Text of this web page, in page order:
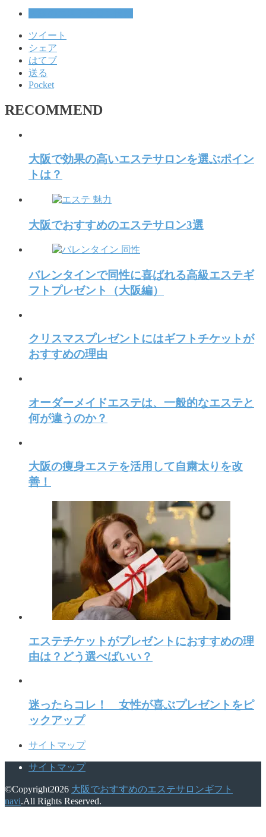
ツイート
シェア
はてブ
送る
Pocket
RECOMMEND
大阪で効果の高いエステサロンを選ぶポイン
トは？
大阪でおすすめのエステサロン3選
バレンタインで同性に喜ばれる高級エステギ
フトプレゼント（大阪編）
クリスマスプレゼントにはギフトチケットが
おすすめの理由
オーダーメイドエステは、一般的なエステと
何が違うのか？
大阪の痩身エステを活用して自粛太りを改
善！
エステチケットがプレゼントにおすすめの理
由は？どう選べばいい？
迷ったらコレ！ 女性が喜ぶプレゼントをピ
ックアップ
サイトマップ
サイトマップ
©Copyright2026 大阪でおすすめのエステサロンギフト
navi.All Rights Reserved.